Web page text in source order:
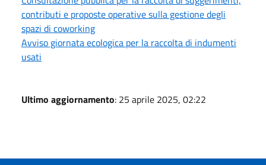
contributi e proposte operative sulla gestione degli
spazi di coworking
Avviso giornata ecologica per la raccolta di indumenti
usati
Ultimo aggiornamento: 25 aprile 2025, 02:22